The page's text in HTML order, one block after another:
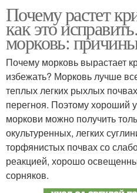
Почему растет
как это
морковь:
Почему морковь вырастает
избежать? Морковь лучше
теплых легких рыхлых
перегноя. Поэтому хороший
моркови можно получить
окультуренных, легких
торфянистых почвах со
реакцией, хорошо
сорняков.